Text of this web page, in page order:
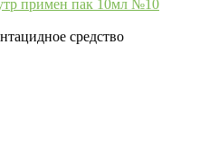
примен пак 10мл №10
средство